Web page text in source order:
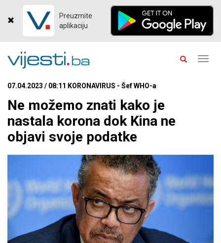
Preuzmite
aplikaciju
07.04.2023 / 08:11 KORONAVIRUS - Šef WHO-a
Ne možemo znati kako je
nastala korona dok Kina ne
objavi svoje podatke